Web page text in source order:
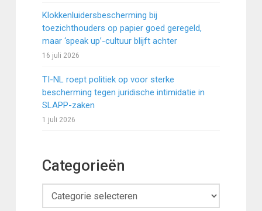
Klokkenluidersbescherming bij
toezichthouders op papier goed geregeld,
maar ‘speak up’-cultuur blijft achter
16 juli 2026
TI-NL roept politiek op voor sterke
bescherming tegen juridische intimidatie in
SLAPP-zaken
1 juli 2026
Categorieën
Categorieën